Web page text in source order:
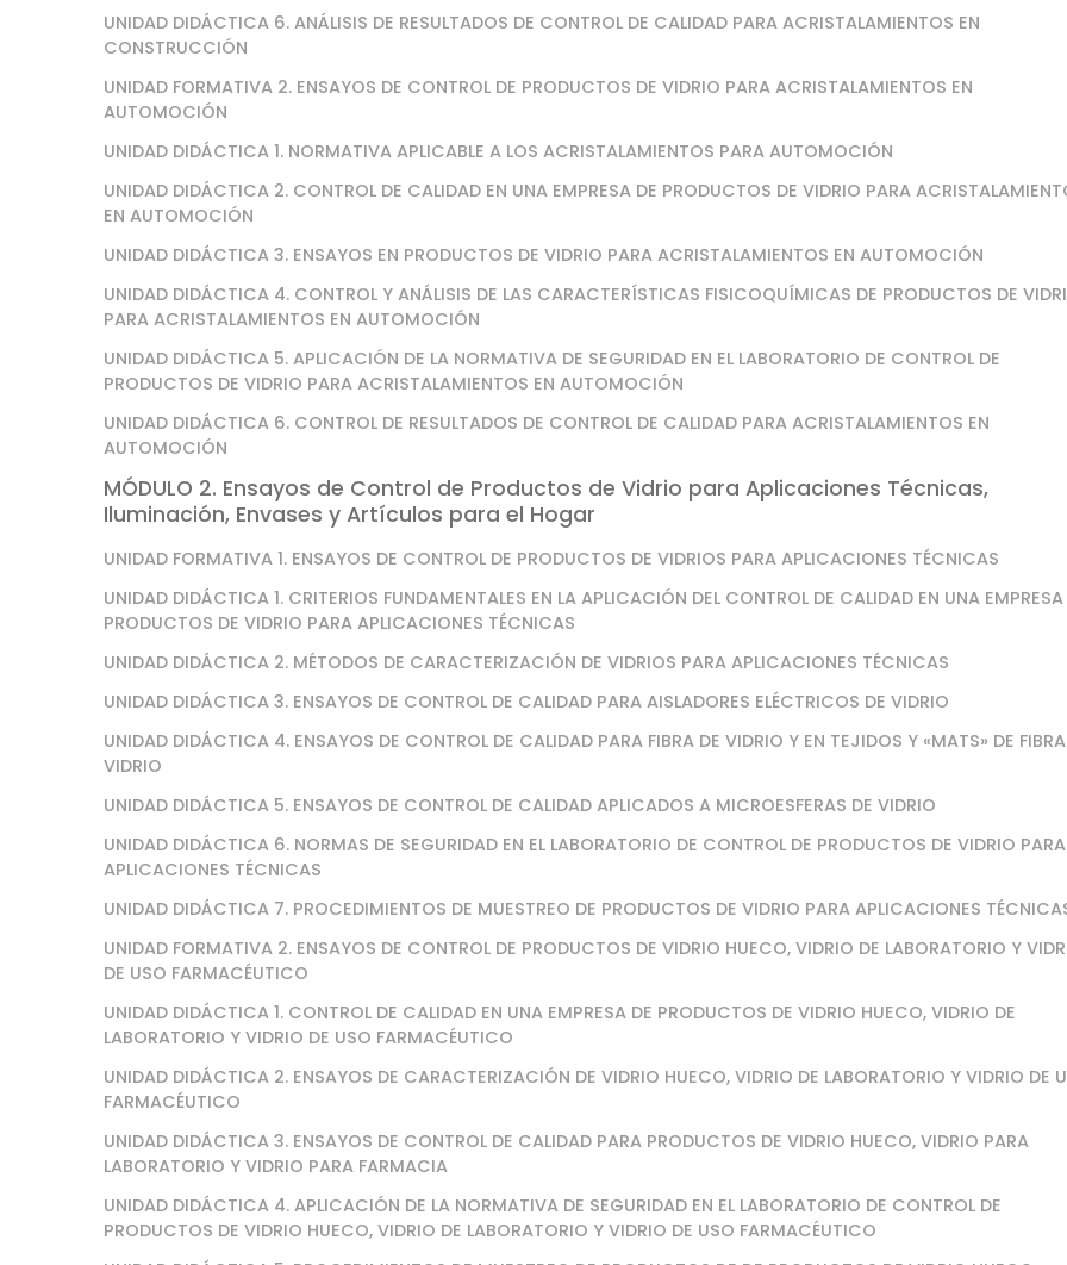
UNIDAD DIDÁCTICA 6. ANÁLISIS DE RESULTADOS DE CONTROL DE CALIDAD PARA ACRISTALAMIENTOS EN
CONSTRUCCIÓN
UNIDAD FORMATIVA 2. ENSAYOS DE CONTROL DE PRODUCTOS DE VIDRIO PARA ACRISTALAMIENTOS EN
AUTOMOCIÓN
UNIDAD DIDÁCTICA 1. NORMATIVA APLICABLE A LOS ACRISTALAMIENTOS PARA AUTOMOCIÓN
UNIDAD DIDÁCTICA 2. CONTROL DE CALIDAD EN UNA EMPRESA DE PRODUCTOS DE VIDRIO PARA
EN AUTOMOCIÓN
UNIDAD DIDÁCTICA 3. ENSAYOS EN PRODUCTOS DE VIDRIO PARA ACRISTALAMIENTOS EN AUTOMOCIÓN
UNIDAD DIDÁCTICA 4. CONTROL Y ANÁLISIS DE LAS CARACTERÍSTICAS FISICOQUÍMICAS DE PRODUCTOS DE
PARA ACRISTALAMIENTOS EN AUTOMOCIÓN
UNIDAD DIDÁCTICA 5. APLICACIÓN DE LA NORMATIVA DE SEGURIDAD EN EL LABORATORIO DE CONTROL DE
PRODUCTOS DE VIDRIO PARA ACRISTALAMIENTOS EN AUTOMOCIÓN
UNIDAD DIDÁCTICA 6. CONTROL DE RESULTADOS DE CONTROL DE CALIDAD PARA ACRISTALAMIENTOS EN
AUTOMOCIÓN
MÓDULO 2. Ensayos de Control de Productos de Vidrio para Aplicaciones Técnicas,
Iluminación, Envases y Artículos para el Hogar
UNIDAD FORMATIVA 1. ENSAYOS DE CONTROL DE PRODUCTOS DE VIDRIOS PARA APLICACIONES TÉCNICAS
UNIDAD DIDÁCTICA 1. CRITERIOS FUNDAMENTALES EN LA APLICACIÓN DEL CONTROL DE CALIDAD EN UNA EMPRESA
PRODUCTOS DE VIDRIO PARA APLICACIONES TÉCNICAS
UNIDAD DIDÁCTICA 2. MÉTODOS DE CARACTERIZACIÓN DE VIDRIOS PARA APLICACIONES TÉCNICAS
UNIDAD DIDÁCTICA 3. ENSAYOS DE CONTROL DE CALIDAD PARA AISLADORES ELÉCTRICOS DE VIDRIO
UNIDAD DIDÁCTICA 4. ENSAYOS DE CONTROL DE CALIDAD PARA FIBRA DE VIDRIO Y EN TEJIDOS Y «MATS» DE
VIDRIO
UNIDAD DIDÁCTICA 5. ENSAYOS DE CONTROL DE CALIDAD APLICADOS A MICROESFERAS DE VIDRIO
UNIDAD DIDÁCTICA 6. NORMAS DE SEGURIDAD EN EL LABORATORIO DE CONTROL DE PRODUCTOS DE VIDRIO PARA
APLICACIONES TÉCNICAS
UNIDAD DIDÁCTICA 7. PROCEDIMIENTOS DE MUESTREO DE PRODUCTOS DE VIDRIO PARA APLICACIONES
UNIDAD FORMATIVA 2. ENSAYOS DE CONTROL DE PRODUCTOS DE VIDRIO HUECO, VIDRIO DE LABORATORIO Y
DE USO FARMACÉUTICO
UNIDAD DIDÁCTICA 1. CONTROL DE CALIDAD EN UNA EMPRESA DE PRODUCTOS DE VIDRIO HUECO, VIDRIO DE
LABORATORIO Y VIDRIO DE USO FARMACÉUTICO
UNIDAD DIDÁCTICA 2. ENSAYOS DE CARACTERIZACIÓN DE VIDRIO HUECO, VIDRIO DE LABORATORIO Y VIDRIO DE
FARMACÉUTICO
UNIDAD DIDÁCTICA 3. ENSAYOS DE CONTROL DE CALIDAD PARA PRODUCTOS DE VIDRIO HUECO, VIDRIO PARA
LABORATORIO Y VIDRIO PARA FARMACIA
UNIDAD DIDÁCTICA 4. APLICACIÓN DE LA NORMATIVA DE SEGURIDAD EN EL LABORATORIO DE CONTROL DE
PRODUCTOS DE VIDRIO HUECO, VIDRIO DE LABORATORIO Y VIDRIO DE USO FARMACÉUTICO